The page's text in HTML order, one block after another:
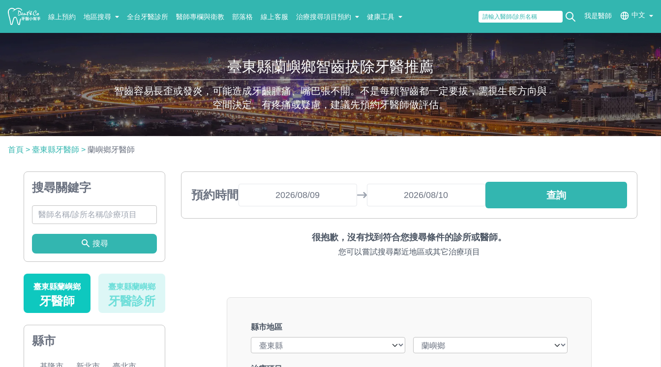
線上預約 地區搜尋 全台牙醫診所 醫師專欄與衛教 部落格 線上客服 治療搜尋項目預約 健康工具 我是醫師 中文
臺東縣蘭嶼鄉智齒拔除牙醫推薦
智齒容易長歪或發炎，可能造成牙齦腫痛、嘴巴張不開。不是每顆智齒都一定要拔，需視生長方向與
空間決定。有疼痛或疑慮，建議先預約牙醫師做評估。
首頁 > 臺東縣牙醫師 > 蘭嶼鄉牙醫師
搜尋關鍵字
搜尋
臺東縣蘭嶼鄉
牙醫師
臺東縣蘭嶼鄉
牙醫診所
縣市
預約時間 查詢
很抱歉，沒有找到符合您搜尋條件的診所或醫師。
您可以嘗試搜尋鄰近地區或其它治療項目
縣市地區